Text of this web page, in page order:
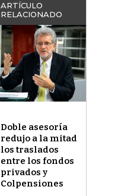
ARTÍCULO
RELACIONADO
Doble asesoría
redujo a la mitad
los traslados
entre los fondos
privados y
Colpensiones